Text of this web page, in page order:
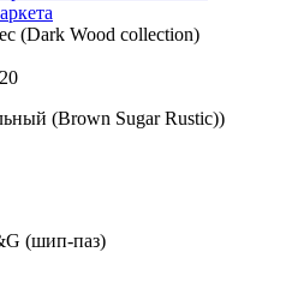
(Dark Wood collection)
(Brown Sugar Rustic))
(шип-паз)